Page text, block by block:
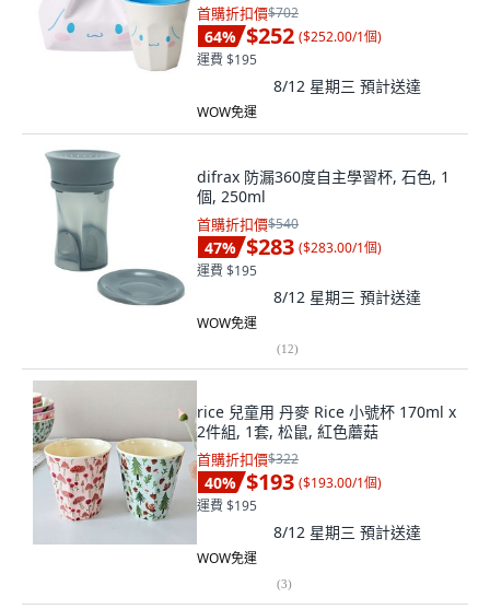
首購折扣價$702
64% $252 ($252.00/1個)
運費 $195
8/12 星期三 預計送達
WOW免運
difrax 防漏360度自主學習杯, 石色, 1
個, 250ml
首購折扣價$540
47% $283 ($283.00/1個)
運費 $195
8/12 星期三 預計送達
WOW免運
(12)
rice 兒童用 丹麥 Rice 小號杯 170ml x
2件組, 1套, 松鼠, 紅色蘑菇
首購折扣價$322
40% $193 ($193.00/1個)
運費 $195
8/12 星期三 預計送達
WOW免運
(3)